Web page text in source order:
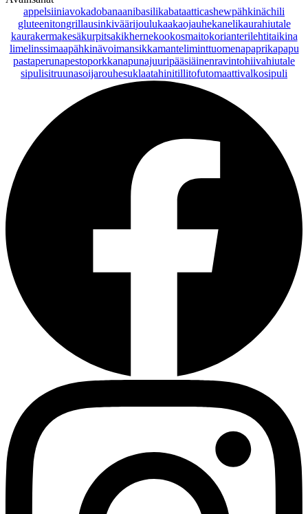
appelsiiniavokadobanaanibasilikabataatticashewpähkinächili
gluteenitongrillausinkiväärijoulukaakaojauhekanelikaurahiutale
kaurakermakesäkurpitsakikhernekookosmaitokorianterilehtitaikina
limelinssimaapähkinävoimansikkamanteliminttuomenapaprikapapu
pastaperunapestoporkkanapunajuuripääsiäinenravintohiivahiutale
sipulisitruunasoijarouhesuklaatahinitillitofutomaattivalkosipuli